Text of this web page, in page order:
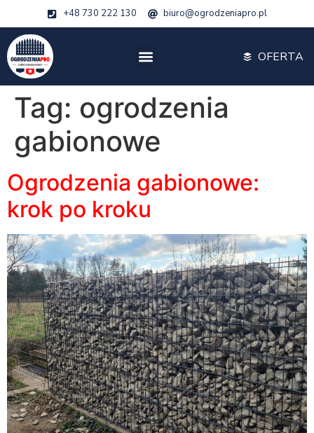
+48 730 222 130 biuro@ogrodzeniapro.pl
OFERTA
Tag: ogrodzenia
gabionowe
Ogrodzenia gabionowe:
krok po kroku